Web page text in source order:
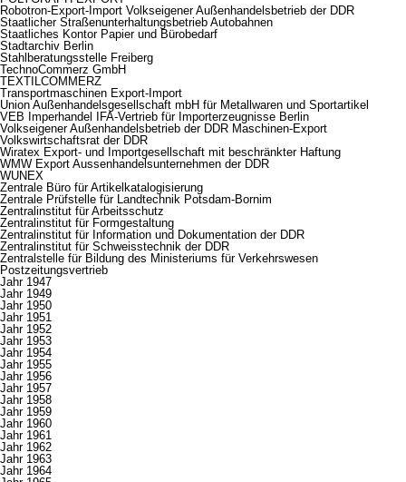
Robotron-Export-Import Volkseigener Außenhandelsbetrieb der DDR
Staatlicher Straßenunterhaltungsbetrieb Autobahnen
Staatliches Kontor Papier und Bürobedarf
Stadtarchiv Berlin
Stahlberatungsstelle Freiberg
TechnoCommerz GmbH
TEXTILCOMMERZ
Transportmaschinen Export-Import
Union Außenhandelsgesellschaft mbH für Metallwaren und Sportartikel
VEB Imperhandel IFA-Vertrieb für Importerzeugnisse Berlin
Volkseigener Außenhandelsbetrieb der DDR Maschinen-Export
Volkswirtschaftsrat der DDR
Wiratex Export- und Importgesellschaft mit beschränkter Haftung
WMW Export Aussenhandelsunternehmen der DDR
WUNEX
Zentrale Büro für Artikelkatalogisierung
Zentrale Prüfstelle für Landtechnik Potsdam-Bornim
Zentralinstitut für Arbeitsschutz
Zentralinstitut für Formgestaltung
Zentralinstitut für Information und Dokumentation der DDR
Zentralinstitut für Schweisstechnik der DDR
Zentralstelle für Bildung des Ministeriums für Verkehrswesen
Postzeitungsvertrieb
Jahr 1947
Jahr 1949
Jahr 1950
Jahr 1951
Jahr 1952
Jahr 1953
Jahr 1954
Jahr 1955
Jahr 1956
Jahr 1957
Jahr 1958
Jahr 1959
Jahr 1960
Jahr 1961
Jahr 1962
Jahr 1963
Jahr 1964